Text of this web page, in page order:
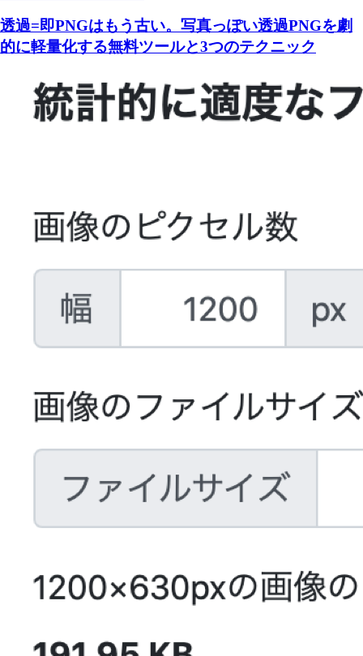
透過=即PNGはもう古い。写真っぽい透過PNGを劇
的に軽量化する無料ツールと3つのテクニック